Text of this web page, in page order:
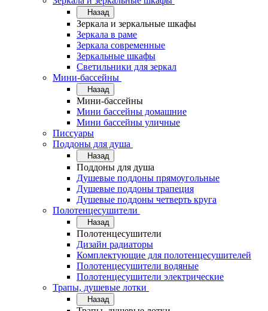
Назад
Зеркала и зеркальные шкафы
Зеркала в раме
Зеркала современные
Зеркальные шкафы
Светильники для зеркал
Мини-бассейны
Назад
Мини-бассейны
Мини бассейны домашние
Мини бассейны уличные
Писсуары
Поддоны для душа
Назад
Поддоны для душа
Душевые поддоны прямоугольные
Душевые поддоны трапеция
Душевые поддоны четверть круга
Полотенцесушители
Назад
Полотенцесушители
Дизайн радиаторы
Комплектующие для полотенцесушителей
Полотенцесушители водяные
Полотенцесушители электрические
Трапы, душевые лотки
Назад